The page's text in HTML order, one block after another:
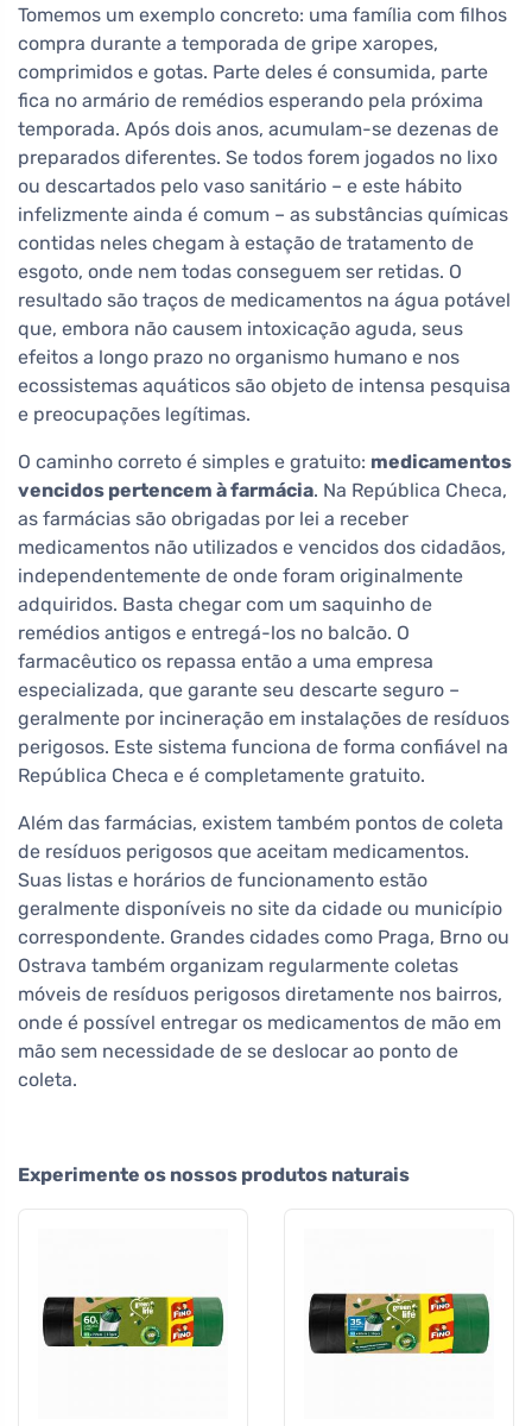
Tomemos um exemplo concreto: uma família com filhos
compra durante a temporada de gripe xaropes,
comprimidos e gotas. Parte deles é consumida, parte
fica no armário de remédios esperando pela próxima
temporada. Após dois anos, acumulam-se dezenas de
preparados diferentes. Se todos forem jogados no lixo
ou descartados pelo vaso sanitário – e este hábito
infelizmente ainda é comum – as substâncias químicas
contidas neles chegam à estação de tratamento de
esgoto, onde nem todas conseguem ser retidas. O
resultado são traços de medicamentos na água potável
que, embora não causem intoxicação aguda, seus
efeitos a longo prazo no organismo humano e nos
ecossistemas aquáticos são objeto de intensa pesquisa
e preocupações legítimas.
O caminho correto é simples e gratuito: medicamentos
vencidos pertencem à farmácia. Na República Checa,
as farmácias são obrigadas por lei a receber
medicamentos não utilizados e vencidos dos cidadãos,
independentemente de onde foram originalmente
adquiridos. Basta chegar com um saquinho de
remédios antigos e entregá-los no balcão. O
farmacêutico os repassa então a uma empresa
especializada, que garante seu descarte seguro –
geralmente por incineração em instalações de resíduos
perigosos. Este sistema funciona de forma confiável na
República Checa e é completamente gratuito.
Além das farmácias, existem também pontos de coleta
de resíduos perigosos que aceitam medicamentos.
Suas listas e horários de funcionamento estão
geralmente disponíveis no site da cidade ou município
correspondente. Grandes cidades como Praga, Brno ou
Ostrava também organizam regularmente coletas
móveis de resíduos perigosos diretamente nos bairros,
onde é possível entregar os medicamentos de mão em
mão sem necessidade de se deslocar ao ponto de
coleta.
Experimente os nossos produtos naturais